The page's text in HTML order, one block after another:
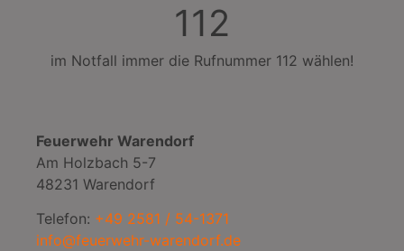
112
im Notfall immer die Rufnummer 112 wählen!
Feuerwehr Warendorf
Am Holzbach 5-7
48231 Warendorf
Telefon: +49 2581 / 54-1371
info@feuerwehr-warendorf.de